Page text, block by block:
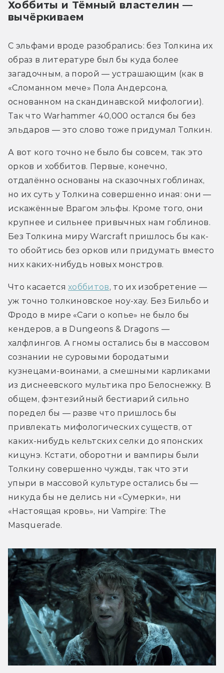
Хоббиты и Тёмный властелин —
вычёркиваем
С эльфами вроде разобрались: без Толкина их
образ в литературе был бы куда более
загадочным, а порой — устрашающим (как в
«Сломанном мече» Пола Андерсона,
основанном на скандинавской мифологии).
Так что Warhammer 40,000 остался бы без
эльдаров — это слово тоже придумал Толкин.
А вот кого точно не было бы совсем, так это
орков и хоббитов. Первые, конечно,
отдалённо основаны на сказочных гоблинах,
но их суть у Толкина совершенно иная: они —
искажённые Врагом эльфы. Кроме того, они
крупнее и сильнее привычных нам гоблинов.
Без Толкина миру Warcraft пришлось бы как-
то обойтись без орков или придумать вместо
них каких-нибудь новых монстров.
Что касается хоббитов, то их изобретение —
уж точно толкиновское ноу-хау. Без Бильбо и
Фродо в мире «Саги о копье» не было бы
кендеров, а в Dungeons & Dragons —
халфлингов. А гномы остались бы в массовом
сознании не суровыми бородатыми
кузнецами-воинами, а смешными карликами
из диснеевского мультика про Белоснежку. В
общем, фэнтезийный бестиарий сильно
поредел бы — разве что пришлось бы
привлекать мифологических существ, от
каких-нибудь кельтских селки до японских
кицунэ. Кстати, оборотни и вампиры были
Толкину совершенно чужды, так что эти
упыри в массовой культуре остались бы —
никуда бы не делись ни «Сумерки», ни
«Настоящая кровь», ни Vampire: The
Masquerade.